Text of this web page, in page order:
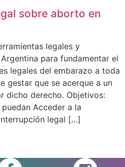
sobre aborto en
legales y
para fundamentar el
legales del embarazo a toda
gestar que se acerque a un
dicho derecho. Objetivos:
Acceder a la
legal […]